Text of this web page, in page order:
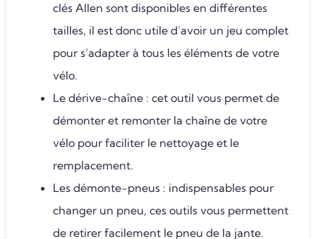
clés Allen sont disponibles en différentes
tailles, il est donc utile d’avoir un jeu complet
pour s’adapter à tous les éléments de votre
vélo.
Le dérive-chaîne : cet outil vous permet de
démonter et remonter la chaîne de votre
vélo pour faciliter le nettoyage et le
remplacement.
Les démonte-pneus : indispensables pour
changer un pneu, ces outils vous permettent
de retirer facilement le pneu de la jante.